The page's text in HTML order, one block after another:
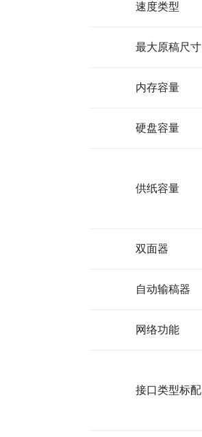
速度类型
最大原稿尺寸
内存容量
硬盘容量
供纸容量
双面器
自动输稿器
网络功能
接口类型标配